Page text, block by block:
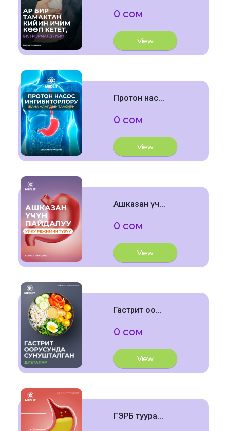
0 сом
View
Протон нас...
0 сом
View
Ашказан үч...
0 сом
View
Гастрит оо...
0 сом
View
ГЭРБ туура...